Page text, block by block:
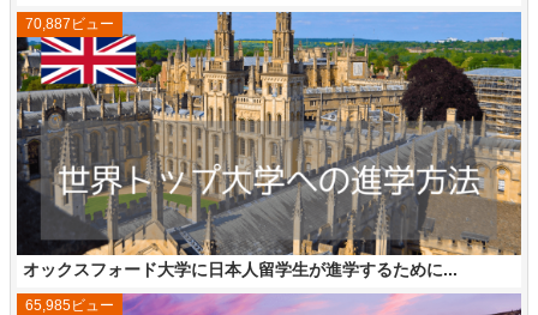
オックスフォード大学に日本人留学生が進学するために...
70,887ビュー
65,985ビュー